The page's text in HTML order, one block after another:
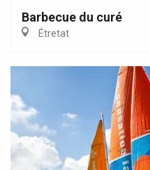
Barbecue du curé
Étretat